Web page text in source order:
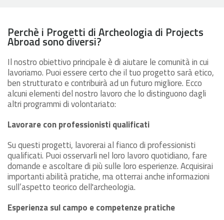
Perchè i Progetti di Archeologia di Projects
Abroad sono diversi?
Il nostro obiettivo principale è di aiutare le comunità in cui
lavoriamo. Puoi essere certo che il tuo progetto sarà etico,
ben strutturato e contribuirà ad un futuro migliore. Ecco
alcuni elementi del nostro lavoro che lo distinguono dagli
altri programmi di volontariato:
Lavorare con professionisti qualificati
Su questi progetti, lavorerai al fianco di professionisti
qualificati. Puoi osservarli nel loro lavoro quotidiano, fare
domande e ascoltare di più sulle loro esperienze. Acquisirai
importanti abilità pratiche, ma otterrai anche informazioni
sull’aspetto teorico dell'archeologia.
Esperienza sul campo e competenze pratiche